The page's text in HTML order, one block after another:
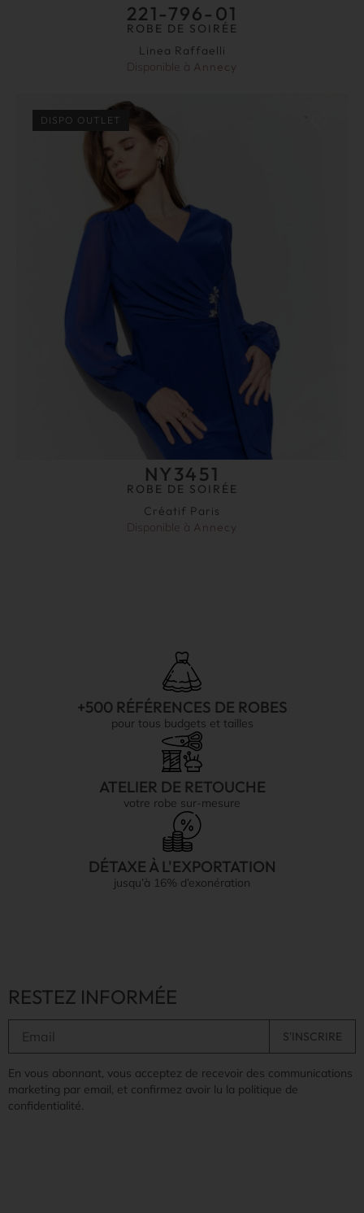
221-796-01
ROBE DE SOIRÉE
Linea Raffaelli
Disponible à Annecy
DISPO OUTLET
NY3451
ROBE DE SOIRÉE
Créatif Paris
Disponible à Annecy
+500 RÉFÉRENCES DE ROBES
pour tous budgets et tailles
ATELIER DE RETOUCHE
votre robe sur-mesure
DÉTAXE À L'EXPORTATION
jusqu’à 16% d’exonération
RESTEZ INFORMÉE
En vous abonnant, vous acceptez de recevoir des communications
marketing par email, et confirmez avoir lu la politique de
confidentialité.